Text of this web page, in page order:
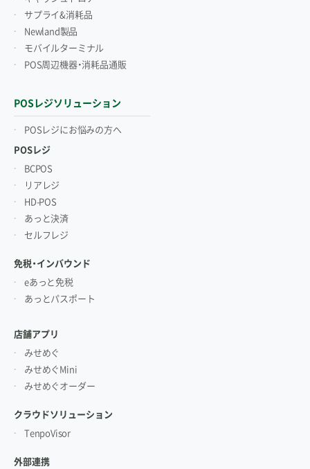
サプライ&消耗品
Newland製品
モバイルターミナル
POS周辺機器・消耗品通販
POSレジソリューション
POSレジにお悩みの方へ
POSレジ
BCPOS
リアレジ
HD-POS
あっと決済
セルフレジ
免税・インバウンド
eあっと免税
あっとパスポート
店舗アプリ
みせめぐ
みせめぐMini
みせめぐオーダー
クラウドソリューション
TenpoVisor
外部連携